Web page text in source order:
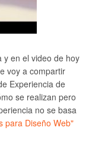
y en el video de hoy
voy a compartir
Experiencia de
se realizan pero
no se basa
para Diseño Web"